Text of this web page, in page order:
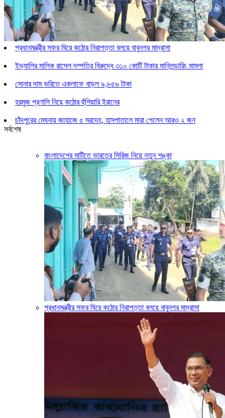
প্রধানমন্ত্রীর সফর ঘিরে কঠোর নিরাপত্তা বলয়ে বাবুনগর মাদ্রাসা
ইভ্যালির মালিক রাসেল দম্পতির বিরুদ্ধে ৩১০ কোটি টাকার মানিলন্ডারিং মামলা
সোনার দাম ভরিতে একলাফে বাড়ল ৯,৮৫৬ টাকা
হরমুজ প্রণালি নিয়ে কঠোর হুঁশিয়ারি ইরানের
চাঁদপুরের মেঘনায় জাহাজে ৫ মরদেহ, হাসপাতালে মারা গেলেন আরও ২ জন
সর্বশেষ
বাংলাদেশের মাটিতে ভারতের সিরিজ নিয়ে নতুন শঙ্কা
প্রধানমন্ত্রীর সফর ঘিরে কঠোর নিরাপত্তা বলয়ে বাবুনগর মাদ্রাসা